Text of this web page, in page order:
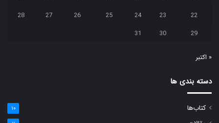
22
23
24
25
26
27
28
29
30
31
« اکتبر
دسته بندی ها
کتاب‌ها ۱۰